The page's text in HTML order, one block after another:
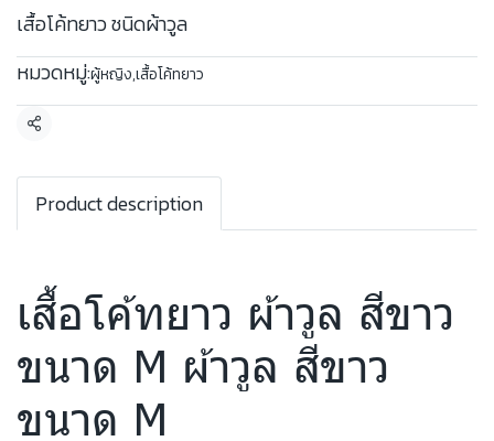
เสื้อโค้ทยาว ชนิดผ้าวูล
หมวดหมู่:ผู้หญิง,เสื้อโค้ทยาว
แชร์
Product description
เสื้อโค้ทยาว ผ้าวูล สีขาว
ขนาด M ผ้าวูล สีขาว
ขนาด M